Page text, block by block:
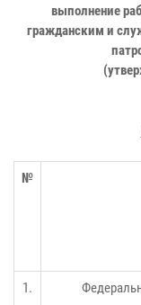
выполнение
гражданским и
№
1.